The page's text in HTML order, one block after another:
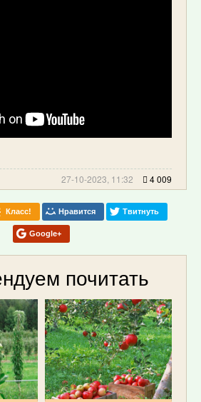
27-10-2023, 11:32 4 009
Класс! Нравится Твитнуть
Google+
почитать